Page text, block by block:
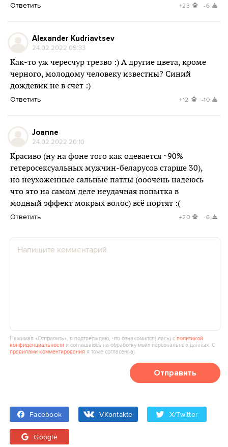
Ответить +23 -6
Alexander Kudriavtsev
24.02.2022 09:33
Как-то уж чересчур трезво :) А другие цвета, кроме
черного, молодому человеку известны? Синий
дождевик не в счет :)
Ответить +12 -10
Joanne
24.02.2022 20:10
Красиво (ну на фоне того как одевается ~90%
гетеросексуальных мужчин-беларусов старше 30),
но неухоженные сальные патлы (ооочень надеюсь
что это на самом деле неудачная попытка в
модный эффект мокрых волос) всё портят :(
Ответить +20 -6
Нажимая «Отправить», я подтверждаю, что ознакомился(‑лась) сполитикой
конфиденциальности и соглашаюсь на обработку моих персональных данных. С
правилами комментирования я тоже согласен(‑а).
Отправить
Facebook VKontakte X/Twitter
Google